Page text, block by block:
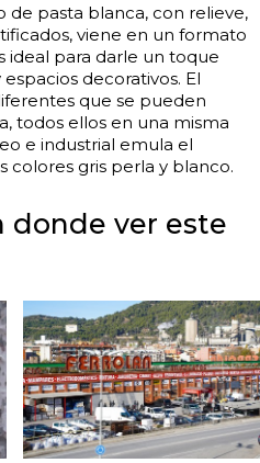
de pasta blanca, con relieve,
viene en un formato
ideal para darle un toque
decorativos. El
que se pueden
todos ellos en una misma
e industrial emula el
gris perla y blanco.
donde ver este